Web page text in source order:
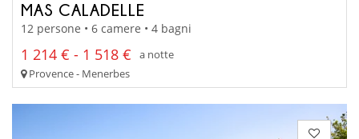
MAS CALADELLE
12 persone • 6 camere • 4 bagni
1 214 € - 1 518 €
a notte
Provence - Menerbes